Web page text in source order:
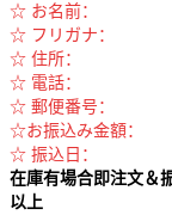
☆ お名前：
☆ フリガナ：
☆ 住所：
☆ 電話：
☆ 郵便番号：
☆お振込み金額：
☆ 振込日：
在庫有場合即注文＆
以上